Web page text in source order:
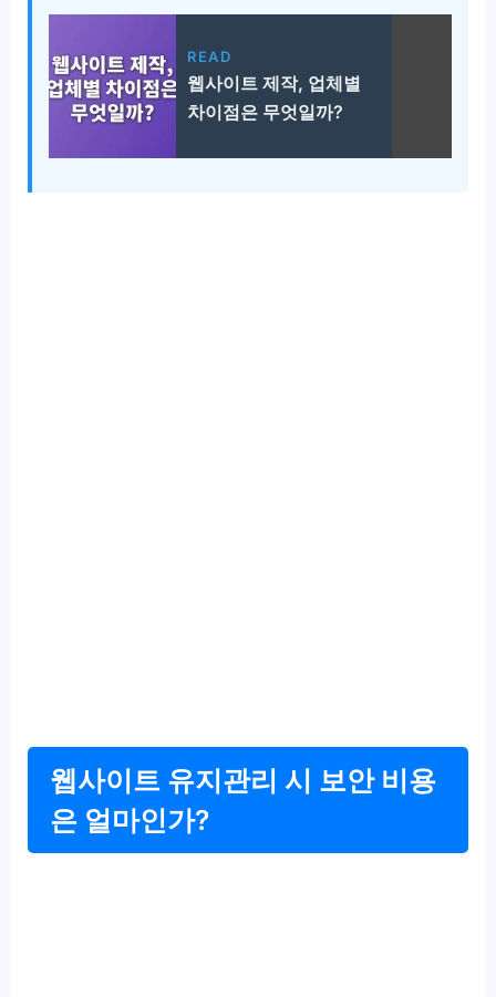
READ
웹사이트 제작, 업체별
차이점은 무엇일까?
웹사이트 유지관리 시 보안 비용
은 얼마인가?